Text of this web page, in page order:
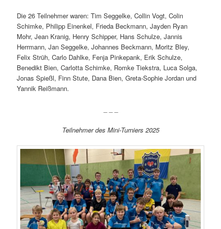
Die 26 Teilnehmer waren: Tim Seggelke, Collin Vogt, Colin
Schimke, Philipp Einenkel, Frieda Beckmann, Jayden Ryan
Mohr, Jean Kranig, Henry Schipper, Hans Schulze, Jannis
Herrmann, Jan Seggelke, Johannes Beckmann, Moritz Bley,
Felix Strüh, Carlo Dahlke, Fenja Pinkepank, Erik Schulze,
Benedikt Bien, Carlotta Schimke, Romke Tiekstra, Luca Solga,
Jonas Spießl, Finn Stute, Dana Bien, Greta-Sophie Jordan und
Yannik Reißmann.
Teilnehmer des Mini-Turniers 2025